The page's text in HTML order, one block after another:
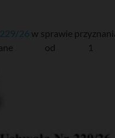
26 w sprawie